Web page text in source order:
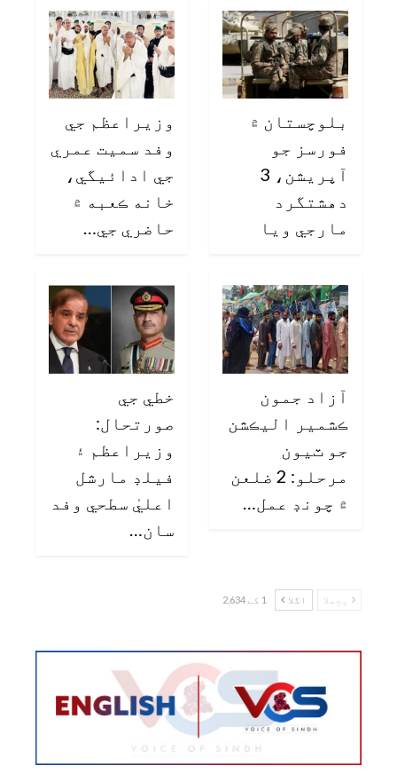
بلوچستان ۾
فورسز جو
آپريشن، 3
دهشتگرد
مارجي ويا
وزيراعظم جي
وفد سميت عمري
جي ادائيگي،
خانه ڪعبه ۾
حاضري جي…
آزاد جمون
ڪشمير اليڪشن
جو ٽيون
مرحلو: 2 ضلعن
۾ چونڊ عمل…
خطي جي
صورتحال:
وزيراعظم ۽
فيلڊ مارشل
اعليٰ سطحي وفد
سان…
پچھلا اگلا 1 کے 2,634